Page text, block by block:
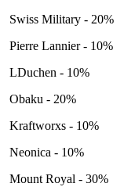
Swiss Military - 20%
Pierre Lannier - 10%
LDuchen - 10%
Obaku - 20%
Kraftworxs - 10%
Neonica - 10%
Mount Royal - 30%